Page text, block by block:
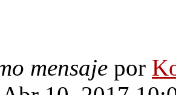
mensaje por